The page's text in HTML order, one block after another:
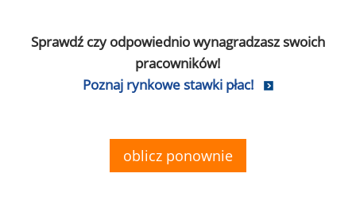
Sprawdź czy odpowiednio wynagradzasz swoich
pracowników!
Poznaj rynkowe stawki płac!
oblicz ponownie